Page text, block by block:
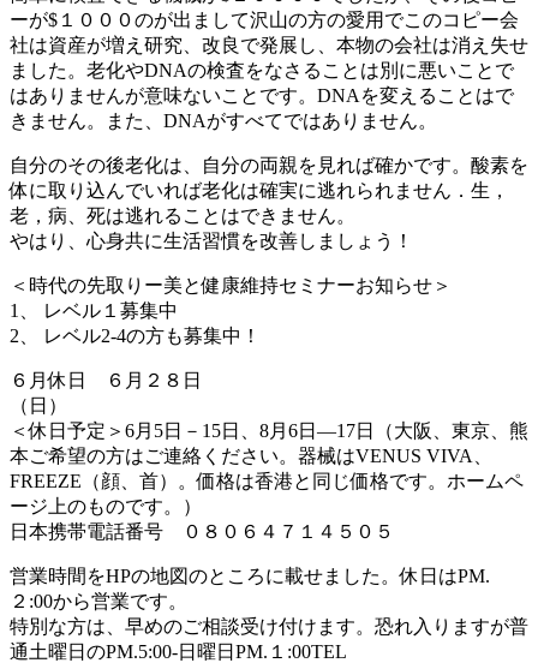
ーが$１０００のが出まして沢山の方の愛用でこのコピー会
社は資産が増え研究、改良で発展し、本物の会社は消え失せ
ました。老化やDNAの検査をなさることは別に悪いことで
はありませんが意味ないことです。DNAを変えることはで
きません。また、DNAがすべてではありません。
自分のその後老化は、自分の両親を見れば確かです。酸素を
体に取り込んでいれば老化は確実に逃れられません．生，
老，病、死は逃れることはできません。
やはり、心身共に生活習慣を改善しましょう！
＜時代の先取りー美と健康維持セミナーお知らせ＞
1、 レベル１募集中
2、 レベル2-4の方も募集中！
６月休日 ６月２８日
（日）
＜休日予定＞6月5日－15日、8月6日―17日（大阪、東京、熊
本ご希望の方はご連絡ください。器械はVENUS VIVA、
FREEZE（顔、首）。価格は香港と同じ価格です。ホームペ
ージ上のものです。）
日本携帯電話番号 ０８０６４７１４５０５
営業時間をHPの地図のところに載せました。休日はPM.
２:00から営業です。
特別な方は、早めのご相談受け付けます。恐れ入りますが普
通土曜日のPM.5:00-日曜日PM.１:00TEL